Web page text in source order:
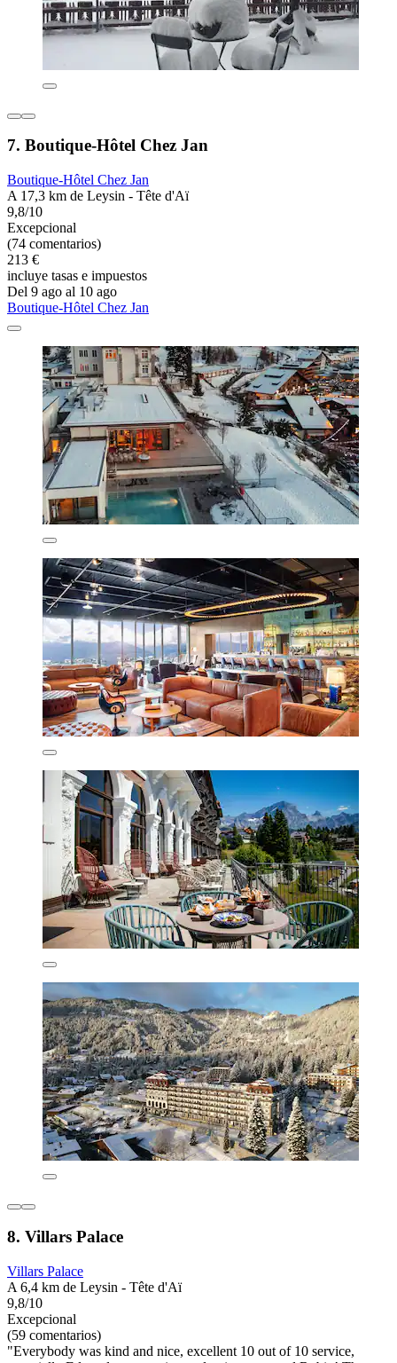
7. Boutique-Hôtel Chez Jan
Boutique-Hôtel Chez Jan
A 17,3 km de Leysin - Tête d'Aï
9,8/10
Excepcional
(74 comentarios)
213 €
incluye tasas e impuestos
Del 9 ago al 10 ago
Boutique-Hôtel Chez Jan
8. Villars Palace
Villars Palace
A 6,4 km de Leysin - Tête d'Aï
9,8/10
Excepcional
(59 comentarios)
"Everybody was kind and nice, excellent 10 out of 10 service,